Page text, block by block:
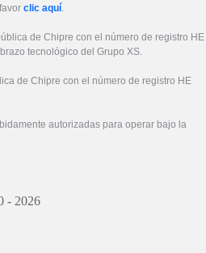
clic aquí
de Chipre con el número de registro HE
tecnológico del Grupo XS.
de Chipre con el número de registro HE
autorizadas para operar bajo la
- 2026